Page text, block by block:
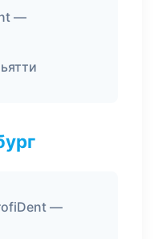
—
—